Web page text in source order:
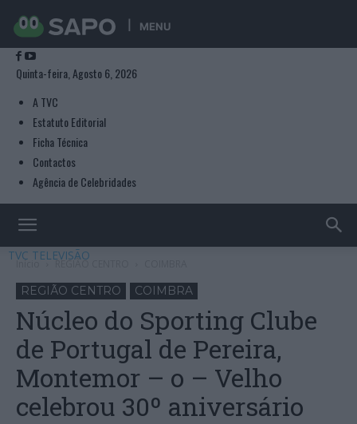
MENU
Quinta-feira, Agosto 6, 2026
A TVC
Estatuto Editorial
Ficha Técnica
Contactos
Agência de Celebridades
TVC TELEVISÃO
Início REGIÃO CENTRO
REGIÃO CENTRO COIMBRA
Núcleo do Sporting Clube
de Portugal de Pereira,
Montemor – o – Velho
celebrou 30º aniversário